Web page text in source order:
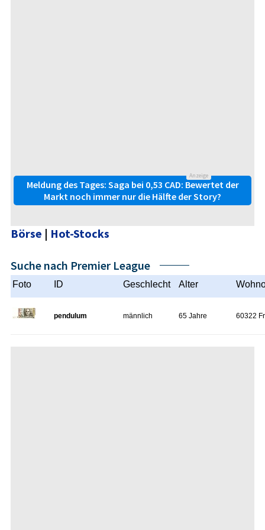
Anzeige
Meldung des Tages: Saga bei 0,53 CAD: Bewertet der
Markt noch immer nur die Hälfte der Story?
Börse | Hot-Stocks
Suche nach Premier League
Foto ID Geschlecht Alter
pendulum männlich 65 Jahre 60322